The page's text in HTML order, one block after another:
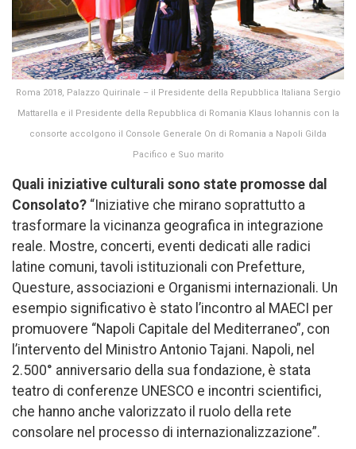
Roma 2018, Palazzo Quirinale – il Presidente della Repubblica Italiana Sergio
Mattarella e il Presidente della Repubblica di Romania Klaus Iohannis con la
consorte accolgono il Console Generale On di Romania a Napoli Gilda
Pacifico e Suo marito
Quali iniziative culturali sono state promosse dal
Consolato? “Iniziative che mirano soprattutto a
trasformare la vicinanza geografica in integrazione
reale. Mostre, concerti, eventi dedicati alle radici
latine comuni, tavoli istituzionali con Prefetture,
Questure, associazioni e Organismi internazionali. Un
esempio significativo è stato l’incontro al MAECI per
promuovere “Napoli Capitale del Mediterraneo”, con
l’intervento del Ministro Antonio Tajani. Napoli, nel
2.500° anniversario della sua fondazione, è stata
teatro di conferenze UNESCO e incontri scientifici,
che hanno anche valorizzato il ruolo della rete
consolare nel processo di internazionalizzazione”.